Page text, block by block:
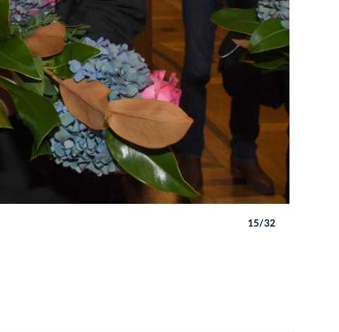
15/32